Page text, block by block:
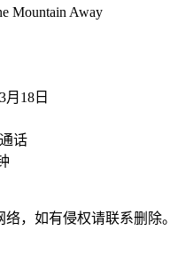
Mountain Away
月18日
话
，如有侵权请联系删除。